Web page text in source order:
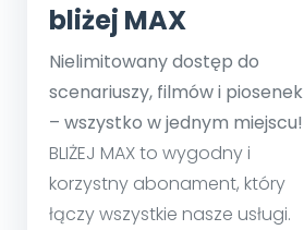
bliżej MAX
Nielimitowany dostęp do
scenariuszy, filmów i piosenek
– wszystko w jednym miejscu!
BLIŻEJ MAX to wygodny i
korzystny abonament, który
łączy wszystkie nasze usługi.